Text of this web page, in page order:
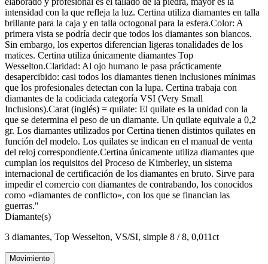
intensidad con la que refleja la luz. Certina utiliza diamantes en talla
brillante para la caja y en talla octogonal para la esfera.Color: A
primera vista se podría decir que todos los diamantes son blancos.
Sin embargo, los expertos diferencian ligeras tonalidades de los
matices. Certina utiliza únicamente diamantes Top
Wesselton.Claridad: Al ojo humano le pasa prácticamente
desapercibido: casi todos los diamantes tienen inclusiones mínimas
que los profesionales detectan con la lupa. Certina trabaja con
diamantes de la codiciada categoría VSI (Very Small
Inclusions).Carat (inglés) = quilate: El quilate es la unidad con la
que se determina el peso de un diamante. Un quilate equivale a 0,2
gr. Los diamantes utilizados por Certina tienen distintos quilates en
función del modelo. Los quilates se indican en el manual de venta
del reloj correspondiente.Certina únicamente utiliza diamantes que
cumplan los requisitos del Proceso de Kimberley, un sistema
internacional de certificación de los diamantes en bruto. Sirve para
impedir el comercio con diamantes de contrabando, los conocidos
como «diamantes de conflicto», con los que se financian las
guerras."
Diamante(s)
3 diamantes, Top Wesselton, VS/SI, simple 8 / 8, 0,011ct
Movimiento